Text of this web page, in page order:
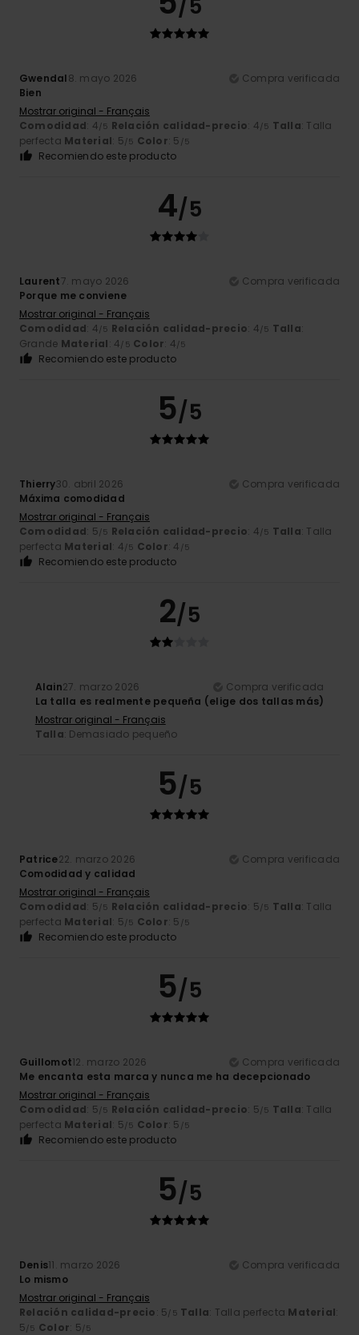
/5
Gwendal8. mayo 2026
Compra verificada
Bien
Mostrar original - Français
Comodidad: 4/5 Relación calidad-precio: 4/5 Talla: Talla
perfecta Material: 5/5 Color: 5 /5
Recomiendo este producto
4/5
Laurent7. mayo 2026
Compra verificada
Porque me conviene
Mostrar original - Français
Comodidad: 4/5 Relación calidad-precio: 4/5 Talla:
Grande Material: 4/5 Color: 4/5
Recomiendo este producto
5/5
Thierry30. abril 2026
Compra verificada
Máxima comodidad
Mostrar original - Français
Comodidad: 5/5 Relación calidad-precio: 4/5 Talla: Talla
perfecta Material: 4/5 Color: 4 /5
Recomiendo este producto
2/5
Alain27. marzo 2026
Compra verificada
La talla es realmente pequeña (elige dos tallas más)
Mostrar original - Français
Talla: Demasiado pequeño
5/5
Patrice22. marzo 2026
Compra verificada
Comodidad y calidad
Mostrar original - Français
Comodidad: 5/5 Relación calidad-precio: 5/5 Talla: Talla
perfecta Material: 5/5 Color: 5 /5
Recomiendo este producto
5/5
Guillomot12. marzo 2026
Compra verificada
Me encanta esta marca y nunca me ha decepcionado
Mostrar original - Français
Comodidad: 5/5 Relación calidad-precio: 5/5 Talla: Talla
perfecta Material: 5/5 Color: 5 /5
Recomiendo este producto
5/5
Denis11. marzo 2026
Compra verificada
Lo mismo
Mostrar original - Français
Relación calidad-precio: 5/5 Talla: Talla perfecta Material:
5/5 Color: 5/5